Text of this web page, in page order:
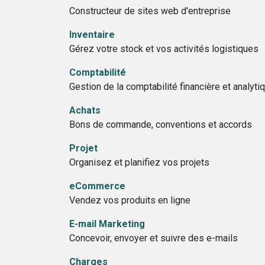
Constructeur de sites web d'entreprise
Inventaire
Gérez votre stock et vos activités logistiques
Comptabilité
Gestion de la comptabilité financière et
Achats
Bons de commande, conventions et accords
Projet
Organisez et planifiez vos projets
eCommerce
Vendez vos produits en ligne
E-mail Marketing
Concevoir, envoyer et suivre des e-mails
Charges